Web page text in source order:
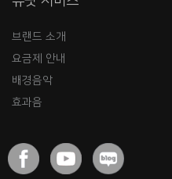
브랜드 소개
요금제 안내
배경음악
효과음